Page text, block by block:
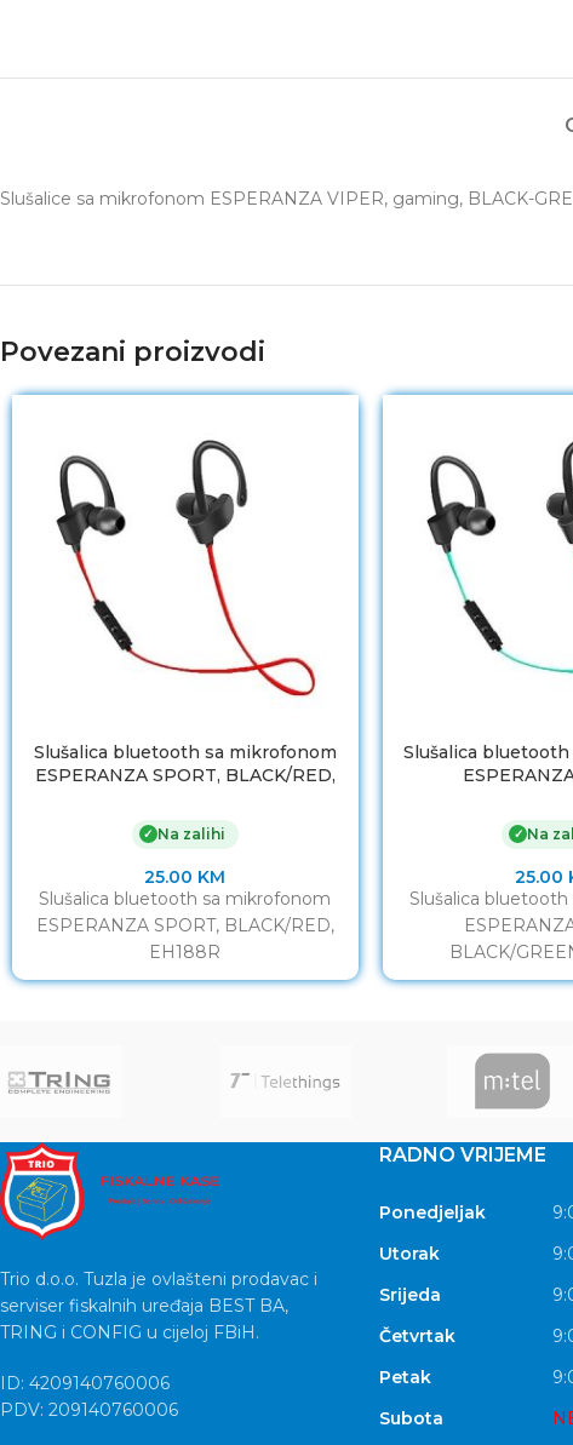
Slušalice sa mikrofonom ESPERANZA VIPER, gaming, BLACK-
Povezani proizvodi
Slušalica bluetooth sa mikrofonom
ESPERANZA SPORT, BLACK/RED,
✓ Na zalihi
25.00 KM
Slušalica bluetooth sa mikrofonom
ESPERANZA SPORT, BLACK/RED,
EH188R
Slušalica
✓ Na
25.00
Slušalica
BLACK/
Trio d.o.o. Tuzla je ovlašteni prodavac i
serviser fiskalnih uređaja BEST BA,
TRING i CONFIG u cijeloj FBiH.
ID: 4209140760006
PDV: 209140760006
RADNO VRIJEME
Ponedjeljak
Utorak
Srijeda
Četvrtak
Petak
Subota